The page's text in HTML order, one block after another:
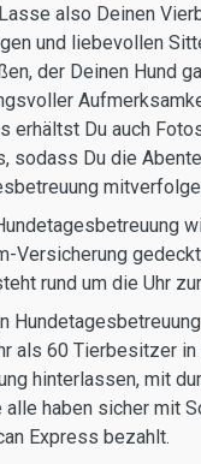
also Deinen
und liebevollen
der Deinen Hund
erhältst Du auch
sodass Du die
Versicherung
rund um die Uhr
als 60 Tierbesitzer in
hinterlassen, mit
haben sicher mit
Express bezahlt.